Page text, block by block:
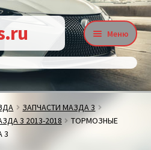
Меню
ЗАПЧАСТИ МАЗДА 3
3 2013-2018
ТОРМОЗНЫЕ
3